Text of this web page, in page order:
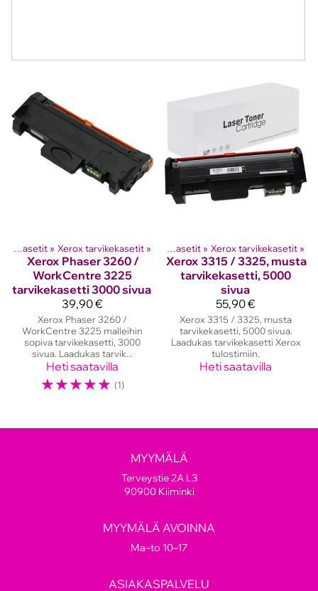
Lasertulostinten värikasetit ‪» Xerox tarvikekasetit ‪»
Xerox Phaser 3260 /
WorkCentre 3225
tarvikekasetti 3000 sivua
39,90 €
Xerox Phaser 3260 /
WorkCentre 3225 malleihin
sopiva tarvikekasetti, 3000
sivua. Laadukas tarvik...
Heti saatavilla
☆☆☆☆☆ (1)
Tuotteet‪» Lasertulostinten värikasetit ‪» Xerox tarvikekasetit ‪»
Xerox 3315 / 3325, musta
tarvikekasetti, 5000
sivua
55,90 €
Xerox 3315 / 3325, musta
tarvikekasetti, 5000 sivua.
Laadukas tarvikekasetti Xerox
tulostimiin.
Heti saatavilla
MYYMÄLÄ
Terveystie 2A L3
90900 Kiiminki
MYYMÄLÄ AVOINNA
Ma–to 10–17
ASIAKASPALVELU